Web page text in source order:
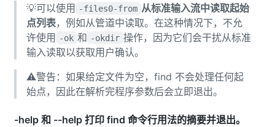
💡可以使用 -files0-from 从标准输入流中读取起始
点列表，例如从管道中读取。在这种情况下，不允
许使用 -ok 和 -okdir 操作，因为它们会干扰从标准
输入读取以获取用户确认。
⚠️警告：如果给定文件为空，find 不会处理任何起
始点，因此在解析完程序参数后会立即退出。
-help 和 --help 打印 find 命令行用法的摘要并退出。